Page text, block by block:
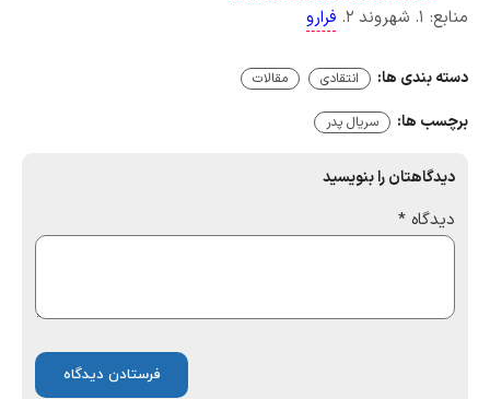
منابع: ۱. شهروند ۲.
فرارو
دسته بندی ها: انتقادی مقالات
برچسب ها: سریال پدر
دیدگاهتان را بنویسید
دیدگاه *